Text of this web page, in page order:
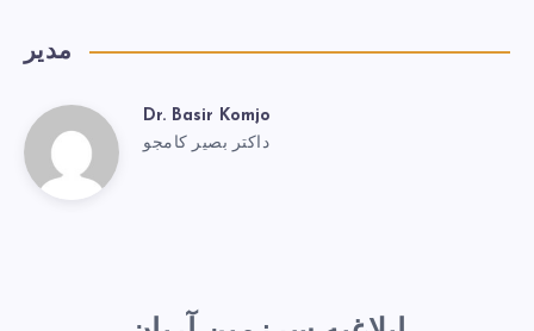
مدیر
Dr. Basir Komjo
داکتر بصیر کامجو